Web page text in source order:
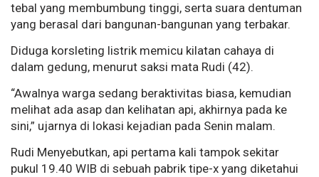
tebal yang membumbung tinggi, serta suara dentuman
yang berasal dari bangunan-bangunan yang terbakar.
Diduga korsleting listrik memicu kilatan cahaya di
dalam gedung, menurut saksi mata Rudi (42).
“Awalnya warga sedang beraktivitas biasa, kemudian
melihat ada asap dan kelihatan api, akhirnya pada ke
sini,” ujarnya di lokasi kejadian pada Senin malam.
Rudi Menyebutkan, api pertama kali tampok sekitar
pukul 19.40 WIB di sebuah pabrik tipe-x yang diketahui